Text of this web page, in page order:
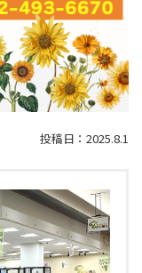
投稿日：2025.8.1